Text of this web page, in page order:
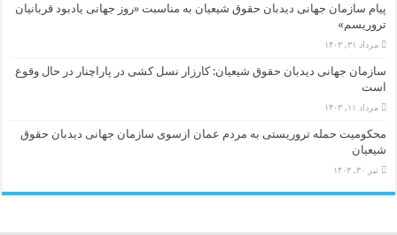
پیام سازمان جهانی دیدبان حقوق شیعیان به مناسبت «روز جهانی یادبود قربانیان
تروریسم»
مرداد ۳۱, ۱۴۰۳
سازمان جهانی دیدبان حقوق شیعیان: کارزار نسل کشی در پاراچنار در حال وقوع
است
مرداد ۱۱, ۱۴۰۳
محکومیت حمله تروریستی به مردم عمان ازسوی سازمان جهانی دیدبان حقوق
شیعیان
تیر ۳۰, ۱۴۰۳